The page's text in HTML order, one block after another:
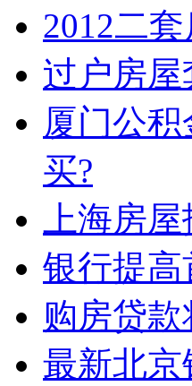
2012二
过户房
厦门公
买?
上海房
银行提
购房贷
最新北